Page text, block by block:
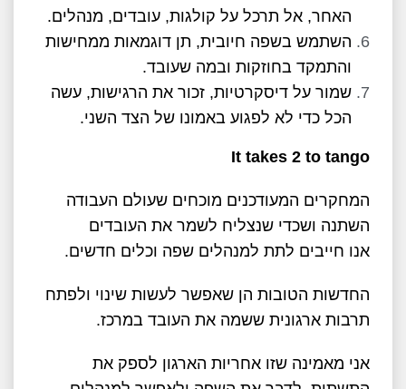
האחר, אל תרכל על קולגות, עובדים, מנהלים.
השתמש בשפה חיובית, תן דוגמאות ממחישות
והתמקד בחוזקות ובמה שעובד.
שמור על דיסקרטיות, זכור את הרגישות, עשה
הכל כדי לא לפגוע באמונו של הצד השני.
It takes 2 to tango
המחקרים המעודכנים מוכחים שעולם העבודה
השתנה ושכדי שנצליח לשמר את העובדים
אנו חייבים לתת למנהלים שפה וכלים חדשים.
החדשות הטובות הן שאפשר לעשות שינוי ולפתח
תרבות ארגונית ששמה את העובד במרכז.
אני מאמינה שזו אחריות הארגון לספק את